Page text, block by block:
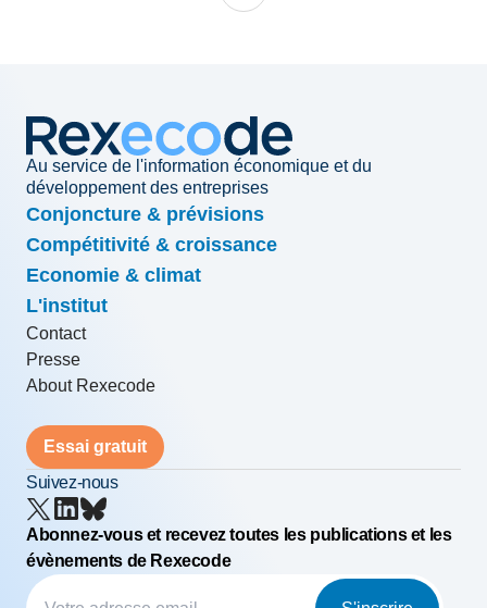
Au service de l'information économique et du
développement des entreprises
Conjoncture & prévisions
Compétitivité & croissance
Economie & climat
L'institut
Contact
Presse
About Rexecode
Essai gratuit
Suivez-nous
Abonnez-vous et recevez toutes les publications et les
évènements de Rexecode